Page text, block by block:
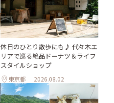
休日のひとり散歩にも♪ 代々木エ
リアで巡る絶品ドーナツ＆ライフ
スタイルショップ
東京都 2026.08.02